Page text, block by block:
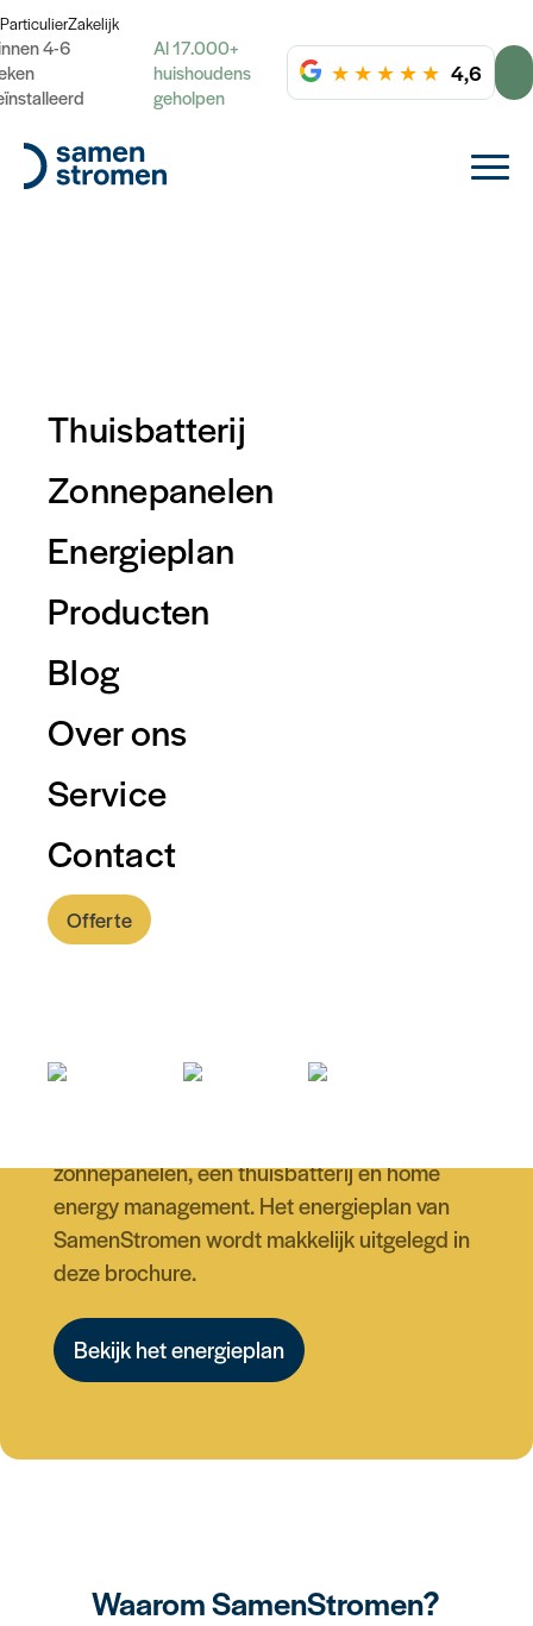
ParticulierZakelijk
4-6
Al 17.000+
huishoudens
geholpen
★ ★ ★ ★ ★ 4,6
Thuisbatterij
Zonnepanelen
Energieplan
Producten
Blog
Over ons
Service
Contact
Offerte
Energieplan uitgelegd
Bekijk de brochure
Home/Energieplan uitleg
BROCHURE ENERGIEPLAN
je energierekening
zonnepanelen, een thuisbatterij en home
energy management. Het energieplan van
SamenStromen wordt makkelijk uitgelegd in
deze brochure.
Bekijk het energieplan
Waarom SamenStromen?